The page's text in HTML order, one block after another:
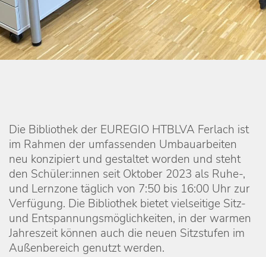
Die Bibliothek der EUREGIO HTBLVA Ferlach ist
im Rahmen der umfassenden Umbauarbeiten
neu konzipiert und gestaltet worden und steht
den Schüler:innen seit Oktober 2023 als Ruhe-,
und Lernzone täglich von 7:50 bis 16:00 Uhr zur
Verfügung. Die Bibliothek bietet vielseitige Sitz-
und Entspannungsmöglichkeiten, in der warmen
Jahreszeit können auch die neuen Sitzstufen im
Außenbereich genutzt werden.